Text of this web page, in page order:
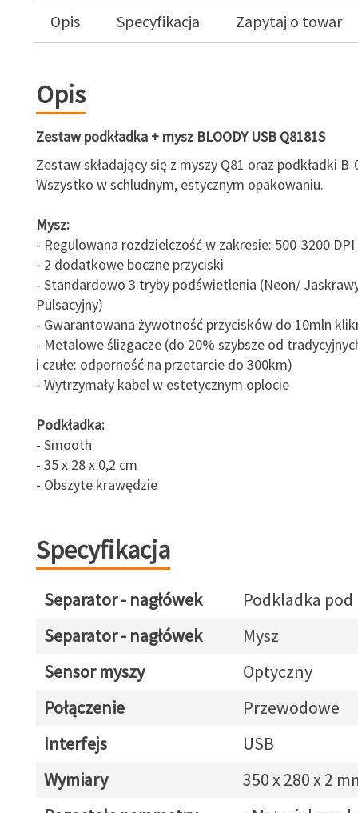
Opis Specyfikacja Zapytaj o towar
Opis
Zestaw podkładka + mysz BLOODY USB Q8181S
Zestaw składający się z myszy Q81 oraz podkładki B-
Wszystko w schludnym, estycznym opakowaniu.
Mysz:
- Regulowana rozdzielczość w zakresie: 500-3200 DPI
- 2 dodatkowe boczne przyciski
- Standardowo 3 tryby podświetlenia (Neon/
Pulsacyjny)
- Gwarantowana żywotność przycisków do 10mln
- Metalowe ślizgacze (do 20% szybsze od
i czułe: odporność na przetarcie do 300km)
- Wytrzymały kabel w estetycznym oplocie
Podkładka:
- Smooth
- 35 x 28 x 0,2 cm
- Obszyte krawędzie
Specyfikacja
Separator - nagłówek
Podkladka pod
Separator - nagłówek
Mysz
Sensor myszy
Optyczny
Połączenie
Przewodowe
Interfejs
USB
Wymiary
350 x 280 x 2